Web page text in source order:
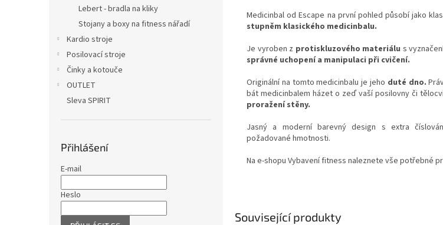
Lebert - bradla na kliky
Stojany a boxy na fitness nářadí
Kardio stroje
Posilovací stroje
Činky a kotouče
OUTLET
Sleva SPIRIT
Přihlášení
E-mail
Heslo
Související produkty
Medicinbal od Escape na první pohled působí jako
stupněm klasického medicinbalu.
Je vyroben z protiskluzového materiálu s
správné uchopení a manipulaci při cvičení.
Originální na tomto medicinbalu je jeho duté dno.
bát medicinbalem házet o zeď vaší posilovny či
proražení stěny.
Jasný a moderní barevný design s extra
požadované hmotnosti.
Na e-shopu Vybavení fitness naleznete vše potřebné